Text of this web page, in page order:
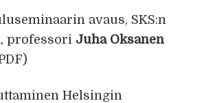
avaus, SKS:n
professori Juha Oksanen
Helsingin